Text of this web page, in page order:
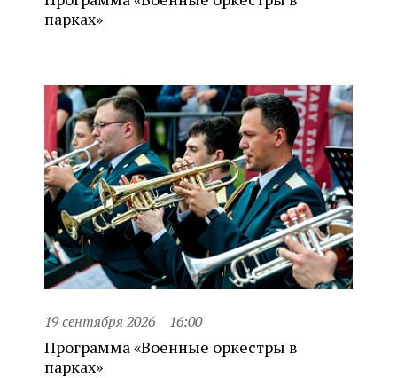
парках»
19 сентября 2026 16:00
Программа «Военные оркестры в
парках»